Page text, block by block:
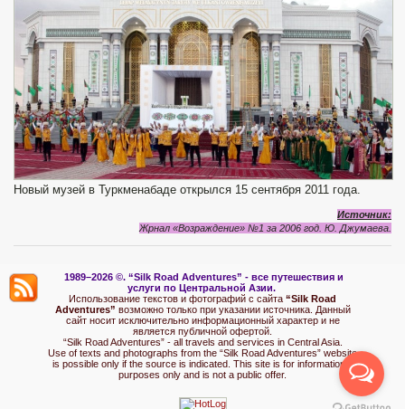
Новый музей в Туркменабаде открылся 15 сентября 2011 года.
Источник:
Жрнал «Возраждение» №1 за 2006 год. Ю Джумаева
1989–2026 ©. “Silk Road Adventures” - все путешествия и
услуги по Центральной Азии.
Использование текстов и фотографий с сайта “Silk Road
Adventures” возможно только при указании источника. Данный
сайт носит исключительно информационный характер и не
является публичной офертой.
“Silk Road Adventures” - all travels and services in Central Asia.
Use of texts and photographs from the “Silk Road Adventures” website
is possible only if the source is indicated. This site is for informational
purposes only and is not a public offer.